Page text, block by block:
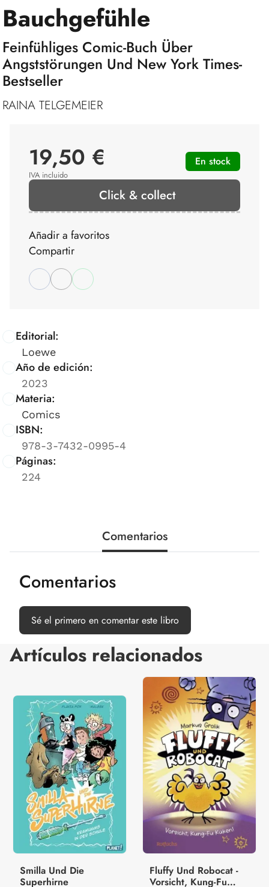
Bauchgefühle
Feinfühliges Comic-Buch Über
Angststörungen Und New York Times-
Bestseller
RAINA TELGEMEIER
Editorial:
Loewe
Año de edición:
2023
Materia:
Comics
ISBN:
978-3-7432-0995-4
Páginas:
224
19,50 €
IVA incluido
En stock
Click & collect
Añadir a favoritos
Compartir
Comentarios
Comentarios
Sé el primero en comentar este libro
Artículos relacionados
Smilla Und Die
Superhirne
Fluffy Und Robocat -
Vorsicht, Kung-Fu